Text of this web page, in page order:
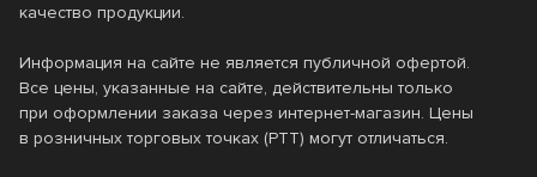
качество продукции.
Информация на сайте не является публичной офертой.
Все цены, указанные на сайте, действительны только
при оформлении заказа через интернет-магазин. Цены
в розничных торговых точках (РТТ) могут отличаться.